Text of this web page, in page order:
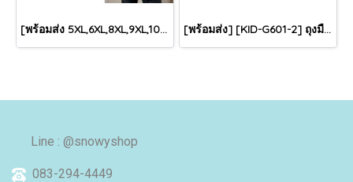
[พร้อมส่ง 5XL,6XL,8XL,9XL,10XL] [Man-B004-1] Down Jackets BigSize เสื้อโค้ทขนเป็ดกันหนาวสีดำชายไซด์ใหญ่ มีหมวกฮู้ด ซิปด้านหน้า กันน้ำ ใส่กันหนาวติดลบได้อย่างดี [พร้อมส่ง] [KID-G601-2] ถุงมือกันหนาวเด็กสีชมพูเข้ม ซับขนด้านใน ใส่กันหนาวเล่นหิมะได้ (เหมาะสำหรับเด็ก 3-5ขวบ)
Line : @snowyshop
083-294-4449